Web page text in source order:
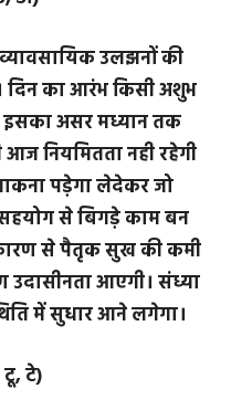
डो)
उलझनों की
दिन का आरंभ किसी अशुभ
असर मध्यान तक
नियमितता नही रहेगी
पड़ेगा लेदेकर जो
सहयोग से बिगड़े काम बन
से पैतृक सुख की कमी
उदासीनता आएगी। संध्या
में सुधार आने लगेगा।